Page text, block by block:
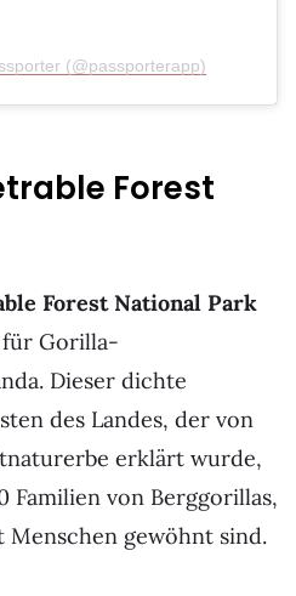
(@passporterapp)
Forest
Forest National Park
für Gorilla-
Dieser dichte
des Landes, der von
erklärt wurde,
Familien von Berggorillas,
gewöhnt sind.